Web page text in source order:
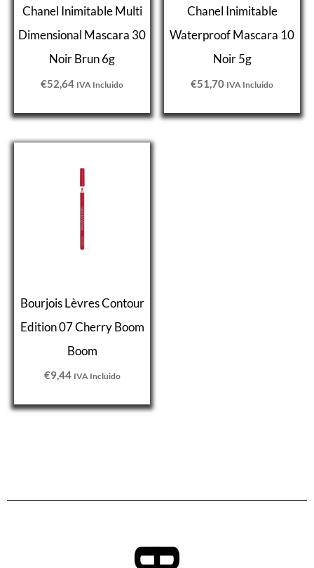
Chanel Inimitable Multi
Dimensional Mascara 30
Noir Brun 6g
€52,64 IVA Incluido
Chanel Inimitable
Waterproof Mascara 10
Noir 5g
€51,70 IVA Incluido
Bourjois Lèvres Contour
Edition 07 Cherry Boom
Boom
€9,44 IVA Incluido